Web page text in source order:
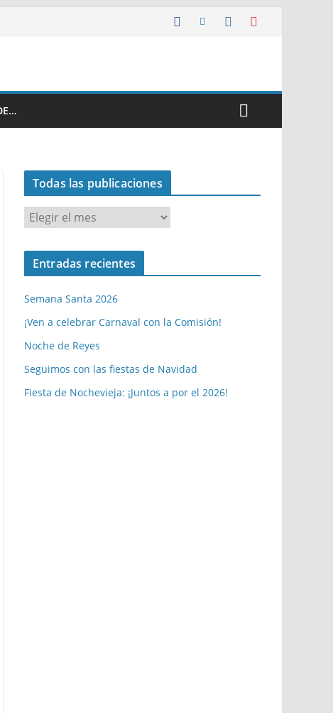
Todas las publicaciones
o
d
l
a
s
u
b
Entradas recientes
Semana Santa 2026
¡Ven a celebrar Carnaval con la Comisión!
Noche de Reyes
Seguimos con las fiestas de Navidad
Fiesta de Nochevieja: ¡Juntos a por el 2026!